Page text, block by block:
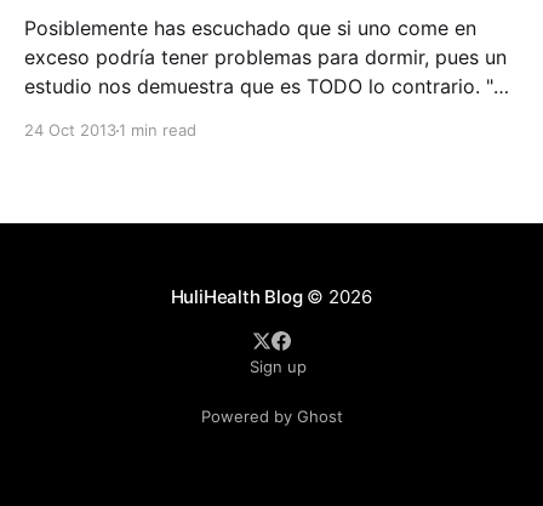
Posiblemente has escuchado que si uno come en
exceso podría tener problemas para dormir, pues un
estudio nos demuestra que es TODO lo contrario. "Si
24 Oct 20131 min read
HuliHealth Blog© 2026
Sign up
Powered by Ghost